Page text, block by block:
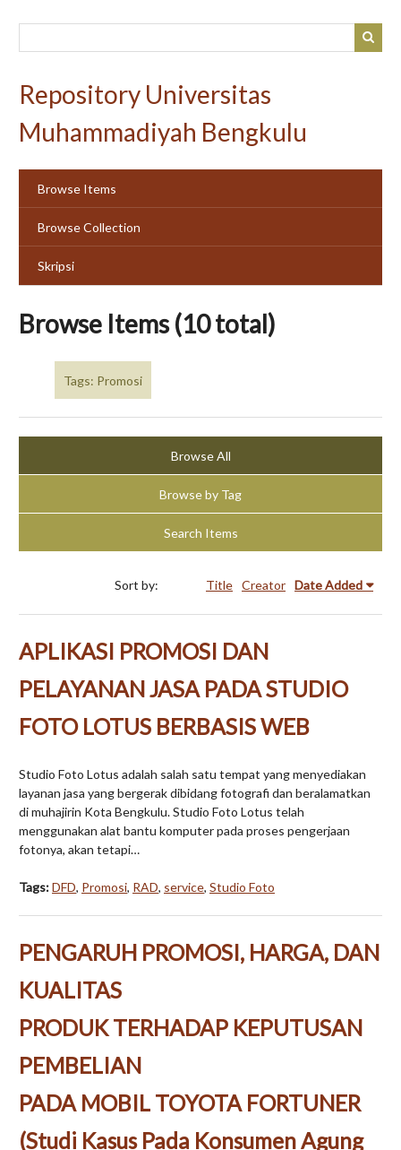
Repository Universitas
Muhammadiyah Bengkulu
Browse Items
Browse Collection
Skripsi
Browse Items (10 total)
Tags: Promosi
Browse All
Browse by Tag
Search Items
Sort by: Title Creator Date Added
APLIKASI PROMOSI DAN
PELAYANAN JASA PADA STUDIO
FOTO LOTUS BERBASIS WEB
Studio Foto Lotus adalah salah satu tempat yang menyediakan
layanan jasa yang bergerak dibidang fotografi dan beralamatkan
di muhajirin Kota Bengkulu. Studio Foto Lotus telah
menggunakan alat bantu komputer pada proses pengerjaan
fotonya, akan tetapi…
Tags:DFD, Promosi, RAD, service, Studio Foto
PENGARUH PROMOSI, HARGA, DAN
KUALITAS
PRODUK TERHADAP KEPUTUSAN
PEMBELIAN
PADA MOBIL TOYOTA FORTUNER
(Studi Kasus Pada Konsumen Agung